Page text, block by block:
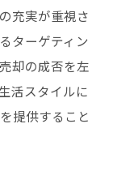
充実が重視さ
ターゲティン
却の成否を左
活スタイルに
提供すること